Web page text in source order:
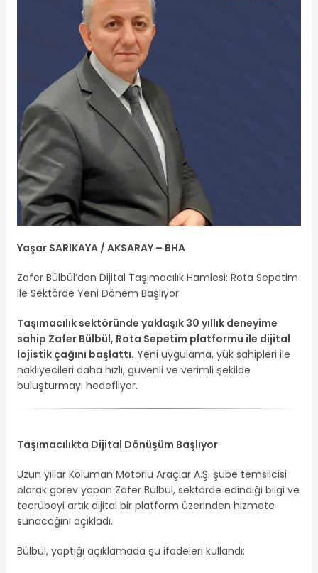
Yaşar SARIKAYA / AKSARAY – BHA
Zafer Bülbül’den Dijital Taşımacılık Hamlesi: Rota Sepetim
ile Sektörde Yeni Dönem Başlıyor
Taşımacılık sektöründe yaklaşık 30 yıllık deneyime
sahip Zafer Bülbül, Rota Sepetim platformu ile dijital
lojistik çağını başlattı. Yeni uygulama, yük sahipleri ile
nakliyecileri daha hızlı, güvenli ve verimli şekilde
buluşturmayı hedefliyor.
Taşımacılıkta Dijital Dönüşüm Başlıyor
Uzun yıllar Koluman Motorlu Araçlar A.Ş. şube temsilcisi
olarak görev yapan Zafer Bülbül, sektörde edindiği bilgi ve
tecrübeyi artık dijital bir platform üzerinden hizmete
sunacağını açıkladı.
Bülbül, yaptığı açıklamada şu ifadeleri kullandı: